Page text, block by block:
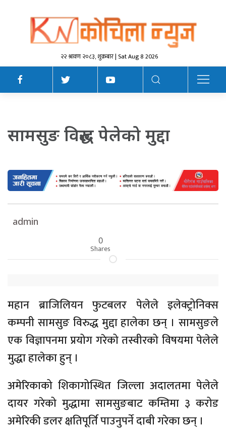
२२ श्रावण २०८३, शुक्रबार | Sat Aug 8 2026
सामसुङ विरुद्ध पेलेको मुद्दा
admin
0
Shares
महान ब्राजिलियन फुटबलर पेलेले इलेक्ट्रोनिक्स
कम्पनी सामसुङ विरुद्ध मुद्दा हालेका छन् । सामसुङले
एक विज्ञापनमा प्रयोग गरेको तस्वीरको विषयमा पेलेले
मुद्धा हालेका हुन् ।
अमेरिकाको शिकागोस्थित जिल्ला अदालतमा पेलेले
दायर गरेको मुद्धामा सामसुङबाट कम्तिमा ३ करोड
अमेरिकी डलर क्षतिपूर्ति पाउनुपर्ने दाबी गरेका छन् ।